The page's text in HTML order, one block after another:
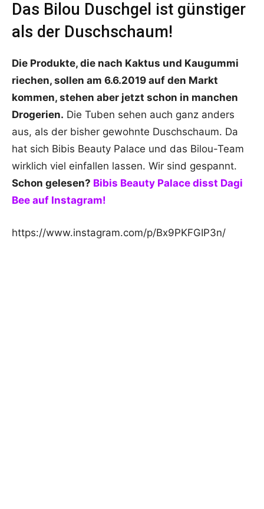
Das Bilou Duschgel ist günstiger
als der Duschschaum!
Die Produkte, die nach Kaktus und Kaugummi
riechen, sollen am 6.6.2019 auf den Markt
kommen, stehen aber jetzt schon in manchen
Drogerien. Die Tuben sehen auch ganz anders
aus, als der bisher gewohnte Duschschaum. Da
hat sich Bibis Beauty Palace und das Bilou-Team
wirklich viel einfallen lassen. Wir sind gespannt.
Schon gelesen? Bibis Beauty Palace disst Dagi
Bee auf Instagram!
https://www.instagram.com/p/Bx9PKFGIP3n/